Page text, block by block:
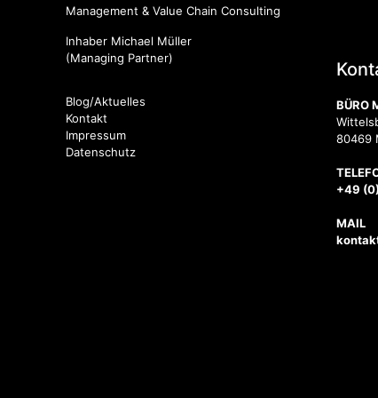
Management & Value Chain Consulting
Inhaber Michael Müller
(Managing Partner)
Blog/Aktuelles
Kontakt
Impressum
Datenschutz
BÜRO
80469
+49
MAIL